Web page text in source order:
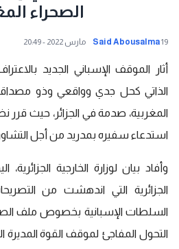
الصحراء
Said Abousalma19 مارس 2022 - 20:49
أثار الموقف الإسباني الجديد
الذاتي كحل جدي وواقعي وذو
المغربية، صدمة في الجزائر، حيث قرر
استدعاء سفيره بمدريد من أجل
وأفاد بيان لوزارة الخارجية
الجزائرية التي اندهشت من
السلطات الإسبانية بخصوص ملف
التحول المفاجئ لموقف القوة المديرة